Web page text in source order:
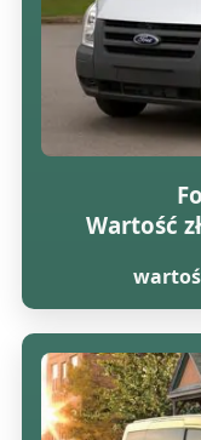
Wartość